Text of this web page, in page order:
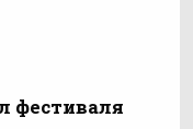
фестиваля